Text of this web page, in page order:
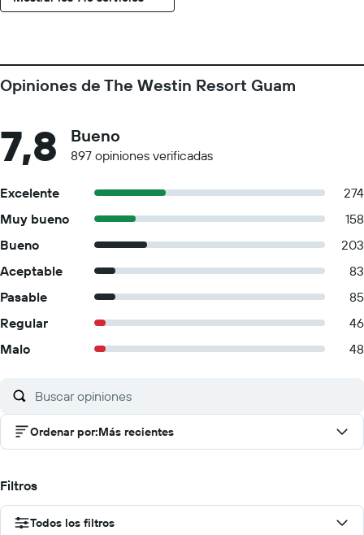
Opiniones de The Westin Resort Guam
7,8 Bueno
897 opiniones verificadas
Excelente
274
Muy bueno
158
Bueno
203
Aceptable
83
Pasable
85
Regular
46
Malo
48
Ordenar por:Más recientes
Filtros
Todos los filtros